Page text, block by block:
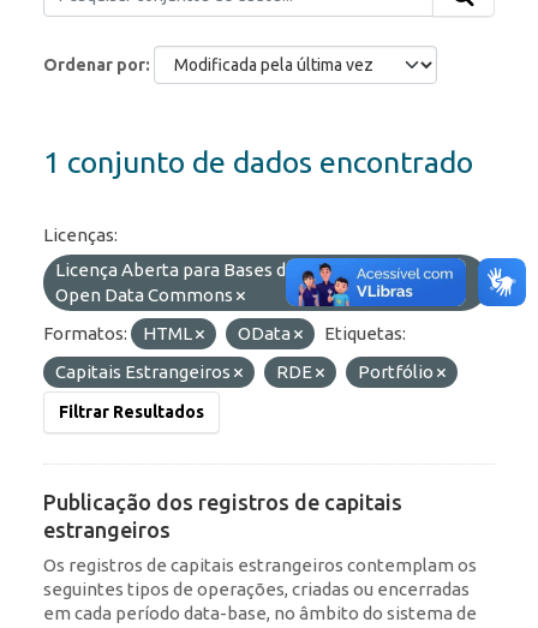
Ordenar por
1 conjunto de dados encontrado
Licenças:
Licença Aberta para Bases de Dados (ODbL) do
Open Data Commons
Formatos:
HTML OData
Etiquetas:
Capitais Estrangeiros
RDE Portfólio
Filtrar Resultados
Publicação dos registros de capitais
estrangeiros
Os registros de capitais estrangeiros contemplam os
seguintes tipos de operações, criadas ou encerradas
em cada período data-base, no âmbito do sistema de